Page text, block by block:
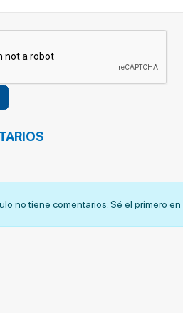
no tiene comentarios. Sé el primero